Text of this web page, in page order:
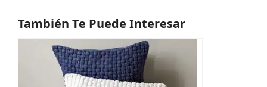
También Te Puede Interesar